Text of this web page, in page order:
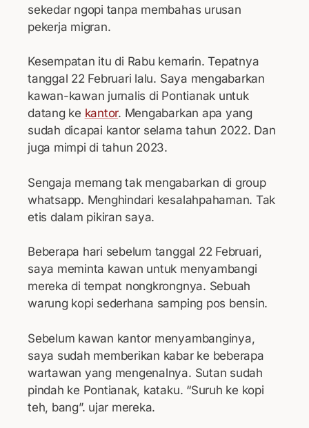
sekedar ngopi tanpa membahas urusan
pekerja migran.
Kesempatan itu di Rabu kemarin. Tepatnya
tanggal 22 Februari lalu. Saya mengabarkan
kawan-kawan jurnalis di Pontianak untuk
datang ke kantor. Mengabarkan apa yang
sudah dicapai kantor selama tahun 2022. Dan
juga mimpi di tahun 2023.
Sengaja memang tak mengabarkan di group
whatsapp. Menghindari kesalahpahaman. Tak
etis dalam pikiran saya.
Beberapa hari sebelum tanggal 22 Februari,
saya meminta kawan untuk menyambangi
mereka di tempat nongkrongnya. Sebuah
warung kopi sederhana samping pos bensin.
Sebelum kawan kantor menyambanginya,
saya sudah memberikan kabar ke beberapa
wartawan yang mengenalnya. Sutan sudah
pindah ke Pontianak, kataku. “Suruh ke kopi
teh, bang”. ujar mereka.